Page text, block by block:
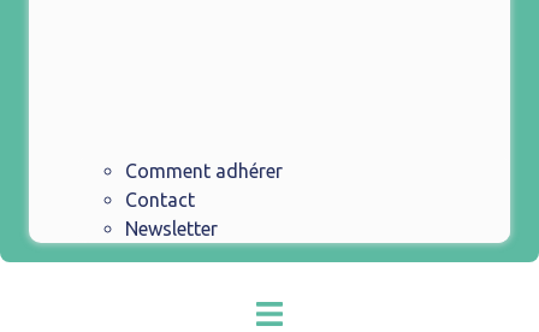
Comment adhérer
Contact
Newsletter